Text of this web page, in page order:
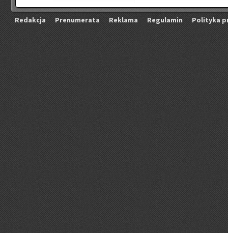
Re­dak­cja Pre­nu­me­ra­ta Re­kla­ma Re­gu­la­min Po­li­ty­ka